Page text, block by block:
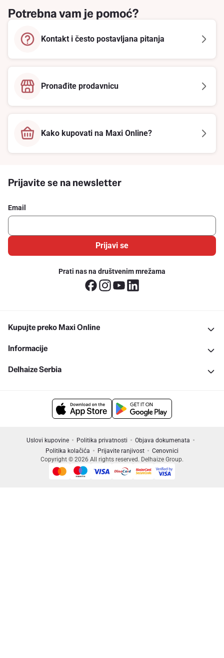
Potrebna vam je pomoć?
Kontakt i često postavljana pitanja
Pronađite prodavnicu
Kako kupovati na Maxi Online?
Prijavite se na newsletter
Email
Prijavi se
Prati nas na društvenim mrežama
Kupujte preko Maxi Online
Informacije
Delhaize Serbia
Uslovi kupovine Politika privatnosti
Objava dokumenata
Politika kolačića
Prijavite ranjivost
Cenovnici
Copyright © 2026 All rights reserved. Delhaize Group.